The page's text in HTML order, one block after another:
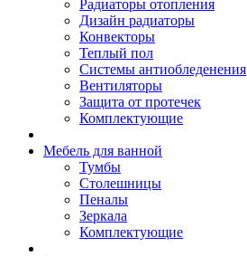
Радиаторы отопления
Дизайн радиаторы
Конвекторы
Теплый пол
Системы антиобледенения
Вентиляторы
Защита от протечек
Комплектующие
Мебель для ванной
Тумбы
Столешницы
Пеналы
Зеркала
Комплектующие